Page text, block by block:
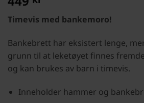
Timevis med bankemoro!
Bankebrett har eksistert lenge,
grunn til at leketøyet finnes
og kan brukes av barn i timevis.
Inneholder hammer og